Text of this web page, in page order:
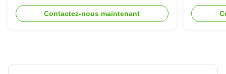
Contactez-nous maintenant